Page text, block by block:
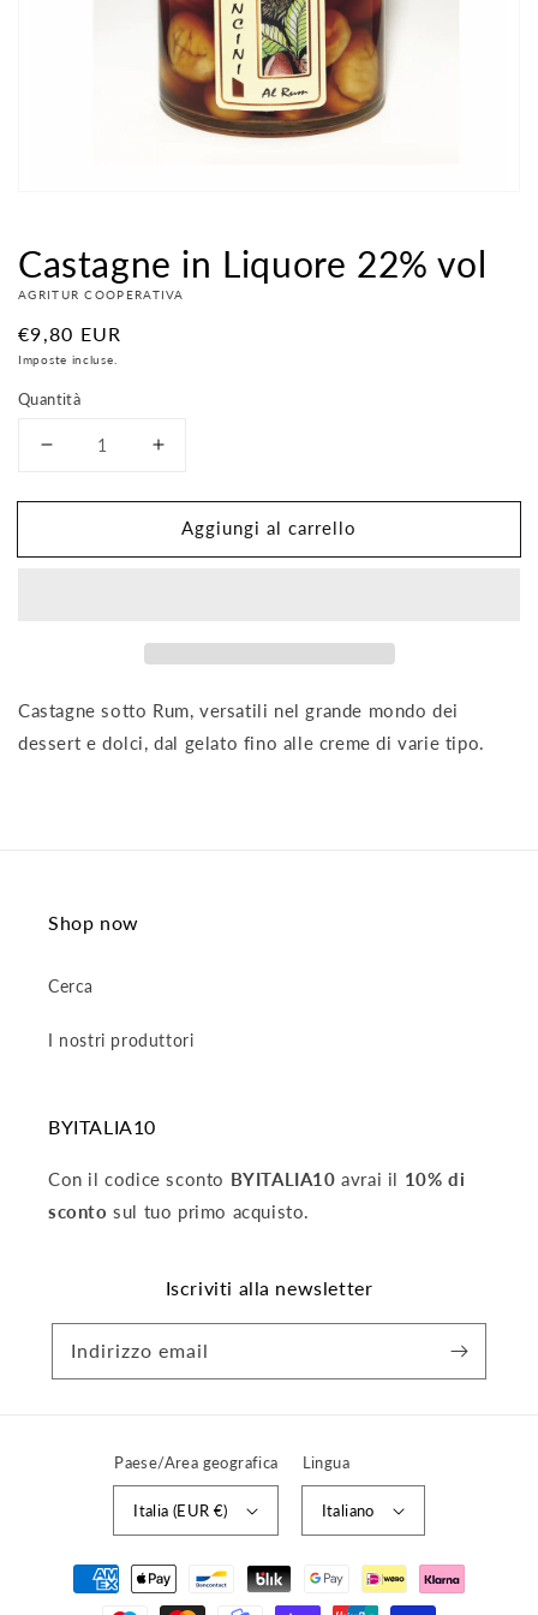
contenuti
multimediali
nella
modalità
galleria
Castagne in Liquore 22% vol
AGRITUR COOPERATIVA
Prezzo
di
listino
€9,80 EUR
Imposte incluse.
Quantità
Diminuisci
per
in
Aumenta
per
Castagne
in
vol
Aggiungi al carrello
Castagne sotto Rum, versatili nel grande mondo dei
dessert e dolci, dal gelato fino alle creme di varie tipo.
Shop now
Cerca
I nostri produttori
BYITALIA10
Con il codice sconto BYITALIA10 avrai il 10% di
sconto sul tuo primo acquisto.
Iscriviti alla newsletter
Indirizzo email
Paese/Area geografica
Italia (EUR €)
Lingua
Italiano
Metodi